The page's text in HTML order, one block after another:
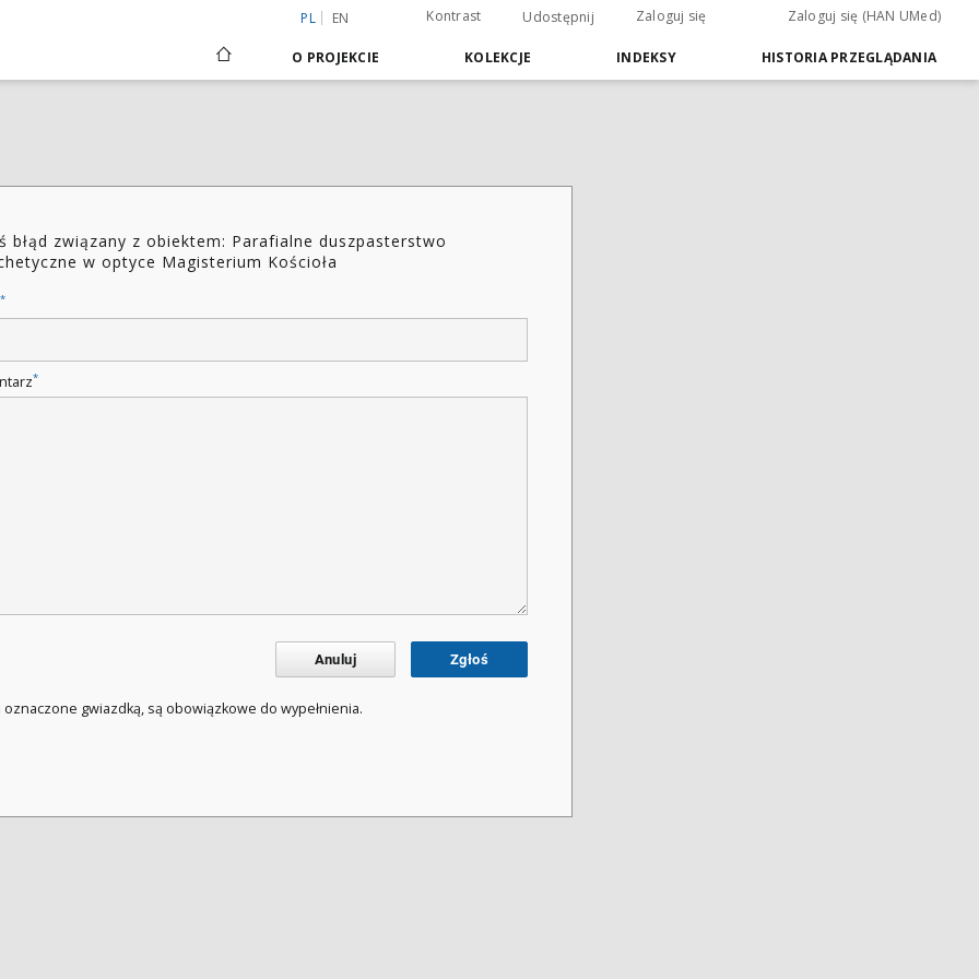
PL EN Kontrast Udostępnij Zaloguj się Zaloguj się (HAN UMed)
O PROJEKCIE KOLEKCJE INDEKSY HISTORIA PRZEGLĄDANIA
błąd związany z obiektem: Parafialne duszpasterstwo
w optyce Magisterium Kościoła
*
*
Anuluj Zgłoś
oznaczone gwiazdką, są obowiązkowe do wypełnienia.